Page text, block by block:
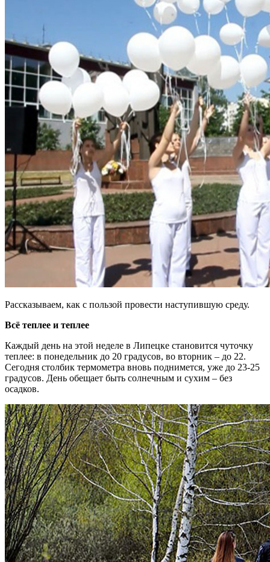
Рассказываем, как с пользой провести наступившую среду.
Всё теплее и теплее
Каждый день на этой неделе в Липецке становится чуточку
теплее: в понедельник до 20 градусов, во вторник – до 22.
Сегодня столбик термометра вновь поднимется, уже до 23-25
градусов. День обещает быть солнечным и сухим – без
осадков.